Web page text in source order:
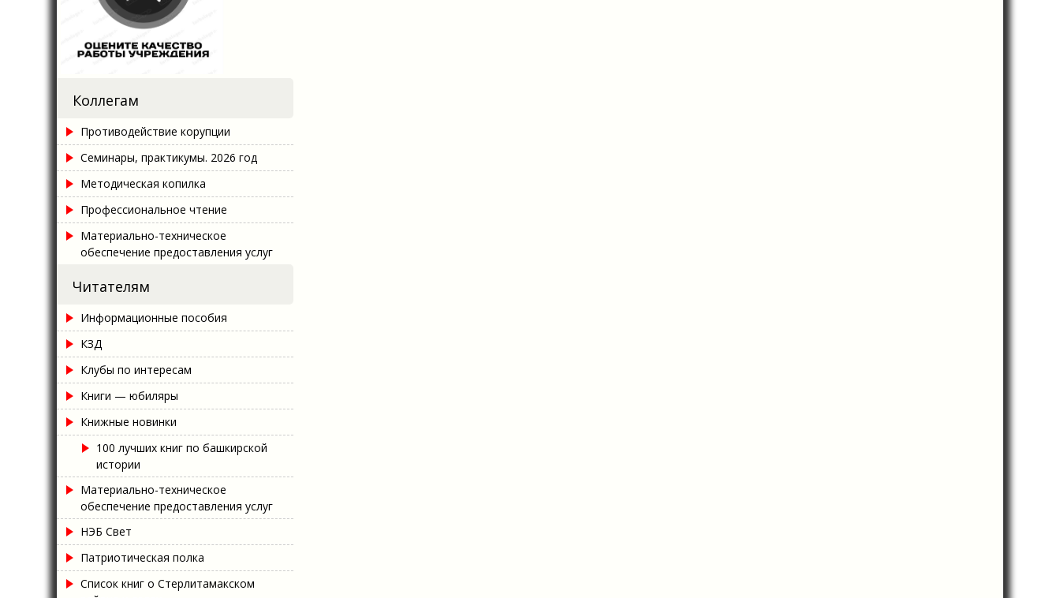
Коллегам
Противодействие корупции
Семинары, практикумы. 2026 год
Методическая копилка
Профессиональное чтение
Материально-техническое
обеспечение предоставления услуг
Читателям
Информационные пособия
КЗД
Клубы по интересам
Книги — юбиляры
Книжные новинки
100 лучших книг по башкирской
истории
Материально-техническое
обеспечение предоставления услуг
НЭБ Свет
Патриотическая полка
Список книг о Стерлитамакском